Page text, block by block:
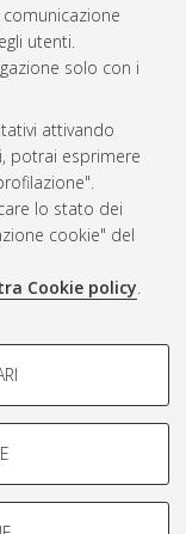
utenti.
solo con i
attivando
potrai esprimere
lo stato dei
cookie" del
Cookie policy.
caratteristiche della
loro comportamento